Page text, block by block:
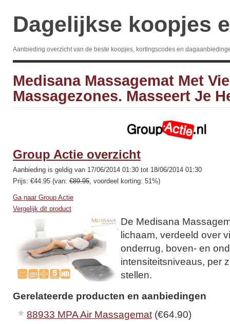
Dagelijkse koopjes
Aanbieding overzicht van de beste koopjes, kortingscodes en
Medisana Massagemat Met
Massagezones. Masseert Je
Group Actie overzicht
Aanbieding is geldig van 17/06/2014 01:30 tot 18/06/2014 01:30
Prijs: €44.95 (van: €89.95, voordeel korting: 51%)
Ga naar Group Actie
Vergelijk dit product
De Medisana
lichaam, verdeeld over
onderrug, boven- en
intensiteitsniveaus, per
stellen.
Gerelateerde producten en aanbiedingen
88933 MPA Air Massagemat(€64.90)